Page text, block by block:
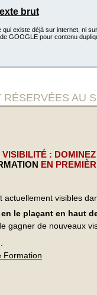
brut
existe déjà sur internet, ni
GOOGLE pour contenu
AU
:
EN
visibles
le plaçant en haut
gagner de nouveaux
Formation